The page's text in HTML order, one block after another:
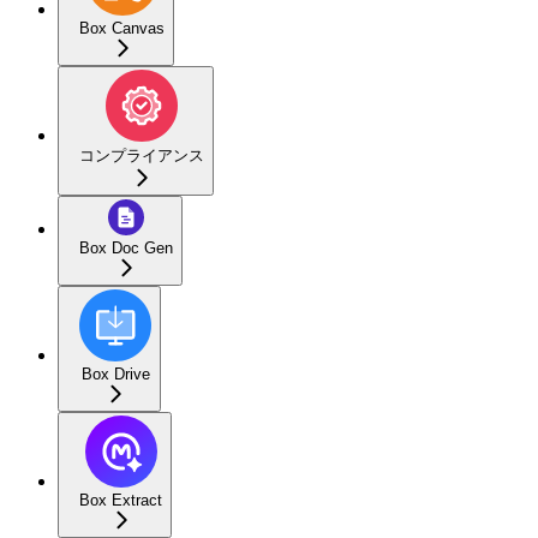
Box Canvas
コンプライアンス
Box Doc Gen
Box Drive
Box Extract